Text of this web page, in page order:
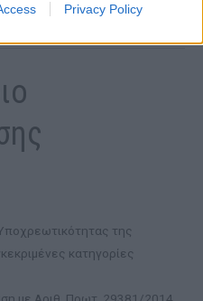
Privacy Policy
της
κατηγορίες
με Αριθ. Πρωτ. 29381/2014